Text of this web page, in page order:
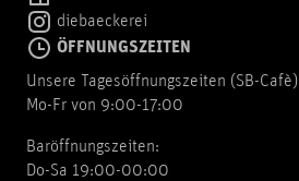
diebaeckerei
ÖFFNUNGSZEITEN
Unsere Tagesöffnungszeiten (SB-Cafè)
Mo-Fr von 9:00-17:00
Baröffnungszeiten:
Do-Sa 19:00-00:00